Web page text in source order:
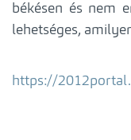
békésen és nem
lehetséges,
https://